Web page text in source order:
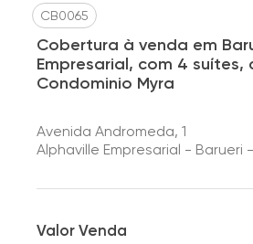
CB0065
Cobertura à venda em
Empresarial, com 4 suítes,
Condominio Myra
Avenida Andromeda, 1
Alphaville Empresarial - Barueri -
Valor Venda